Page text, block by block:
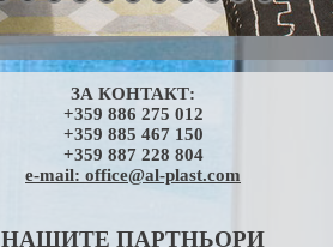
ЗА КОНТАКТ:
+359 886 275 012
+359 885 467 150
+359 887 228 804
e-mail: office@al-plast.com
НАШИТЕ ПАРТНЬОРИ